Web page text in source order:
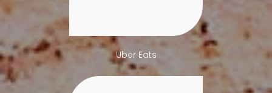
Uber Eats